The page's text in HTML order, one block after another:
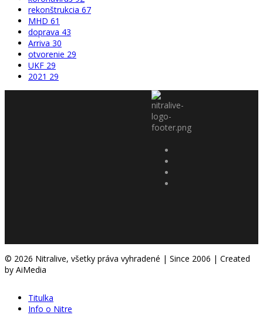
rekonštrukcia 67
MHD 61
doprava 43
Arriva 30
otvorenie 29
UKF 29
2021 29
© 2026 Nitralive, všetky práva vyhradené | Since 2006 | Created
by AiMedia
Titulka
Info o Nitre